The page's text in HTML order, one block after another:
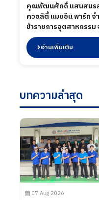
คุณพัฒนศักดิ์ แสนสมรส กรรมการผู้จัดการ บริษัท พี
ควอลิตี้ แมชชีน พาร์ท จ
ข้าราชการอุตสาหกรร
(Kochi Prefactural
Promotion) และ สมาค
ไทย (Thai
อ่านเพิ่มเติม
บทความล่าสุด
07 Aug 2026